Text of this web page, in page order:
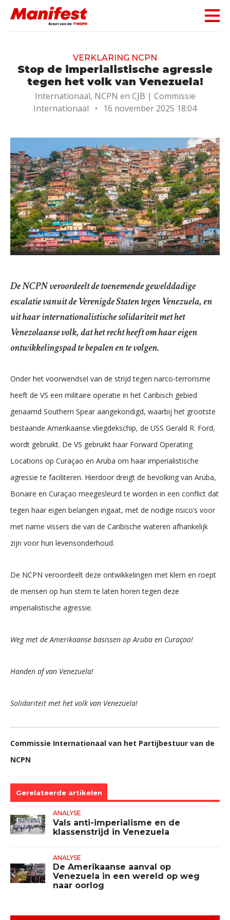
Skip navigation
VERKLARING NCPN
Stop de imperialistische agressie
tegen het volk van Venezuela!
Internationaal, NCPN en CJB | Commissie
Internationaal
• 16 november 2025 18:04
De NCPN veroordeelt de toenemende gewelddadige
escalatie vanuit de Verenigde Staten tegen Venezuela, en
uit haar internationalistische solidariteit met het
Venezolaanse volk, dat het recht heeft om haar eigen
ontwikkelingspad te bepalen en te volgen.
Onder het voorwendsel van de strijd tegen narco-terrorisme
heeft de VS een militaire operatie in het Caribisch gebied
genaamd Southern Spear aangekondigd, waarbij het grootste
bestaande Amerikaanse vliegdekschip, de USS Gerald R. Ford,
wordt gebruikt. De VS gebruikt haar Forward Operating
Locations op Curaçao en Aruba om haar imperialistische
agressie te faciliteren. Hierdoor dreigt de bevolking van Aruba,
Bonaire en Curaçao meegesleurd te worden in een conflict dat
tegen haar eigen belangen ingaat, met de nodige risico’s voor
met name vissers die van de Caribische wateren afhankelijk
zijn voor hun levensonderhoud.
De NCPN veroordeelt deze ontwikkelingen met klem en roept
de mensen op hun stem te laten horen tegen deze
imperialistische agressie.
Weg met de Amerikaanse basissen op Aruba en Curaçao!
Handen af van Venezuela!
Solidariteit met het volk van Venezuela!
Commissie Internationaal van het Partijbestuur van de
NCPN
Gerelateerde artikelen
ANALYSE
Vals anti-imperialisme en de
klassenstrijd in Venezuela
ANALYSE
De Amerikaanse aanval op
Venezuela in een wereld op weg
naar oorlog